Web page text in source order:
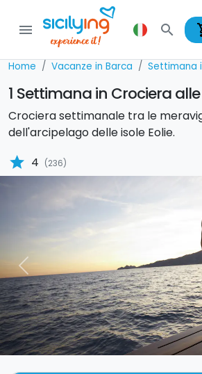
menu search
Home Vacanze in Barca Settimana
1 Settimana in Crociera alle
Crociera settimanale tra le
dell'arcipelago delle isole Eolie.
star 4 (236)
Previous